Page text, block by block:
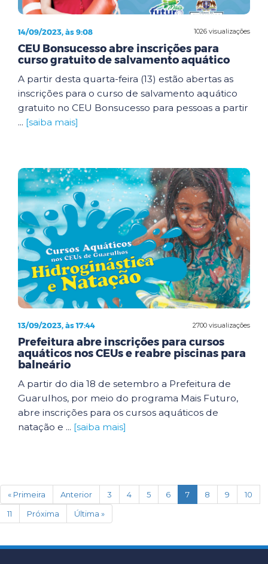
1026 visualizações
14/09/2023, às 9:08
CEU Bonsucesso abre inscrições para
curso gratuito de salvamento aquático
A partir desta quarta-feira (13) estão abertas as
inscrições para o curso de salvamento aquático
gratuito no CEU Bonsucesso para pessoas a partir
... [saiba mais]
2700 visualizações
13/09/2023, às 17:44
Prefeitura abre inscrições para cursos
aquáticos nos CEUs e reabre piscinas para
balneário
A partir do dia 18 de setembro a Prefeitura de
Guarulhos, por meio do programa Mais Futuro,
abre inscrições para os cursos aquáticos de
natação e ... [saiba mais]
« Primeira Anterior 3 4 5 6 7(current)
8 9
10
11
Próxima Última »